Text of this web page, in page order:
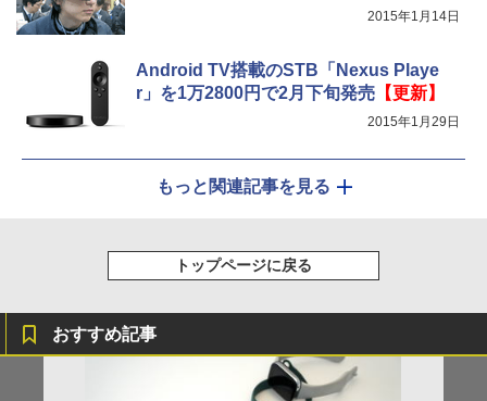
2015年1月14日
Android TV搭載のSTB「Nexus Playe
r」を1万2800円で2月下旬発売【更新】
2015年1月29日
もっと関連記事を見る
トップページに戻る
おすすめ記事